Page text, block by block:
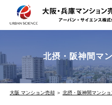
北摂・阪神間マ
大阪 マンション売却 ＞ 北摂・阪神間マンシ